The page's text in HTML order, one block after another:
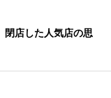
店した人気店の思